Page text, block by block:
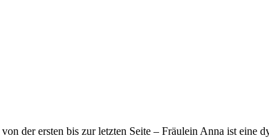
der ersten bis zur letzten Seite – Fräulein Anna ist eine